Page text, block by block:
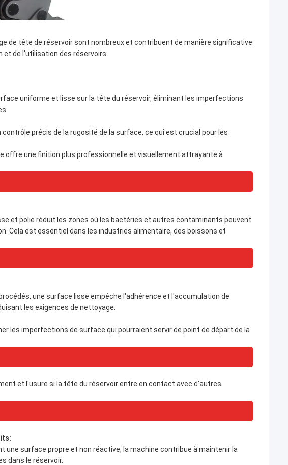
de tête de réservoir sont nombreux et contribuent de manière significative
et de l'utilisation des réservoirs:
uniforme et lisse sur la tête du réservoir, éliminant les imperfections
contrôle précis de la rugosité de la surface, ce qui est crucial pour les
offre une finition plus professionnelle et visuellement attrayante à
et polie réduit les zones où les bactéries et autres contaminants peuvent
Cela est essentiel dans les industries alimentaire, des boissons et
une surface lisse empêche l'adhérence et l'accumulation de
les exigences de nettoyage.
les imperfections de surface qui pourraient servir de point de départ de la
et l'usure si la tête du réservoir entre en contact avec d'autres
une surface propre et non réactive, la machine contribue à maintenir la
dans le réservoir.